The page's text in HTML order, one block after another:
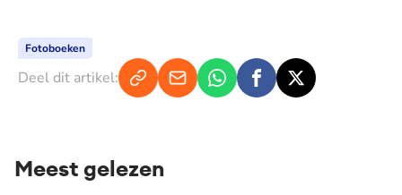
Fotoboeken
Deel dit artikel:
Meest gelezen